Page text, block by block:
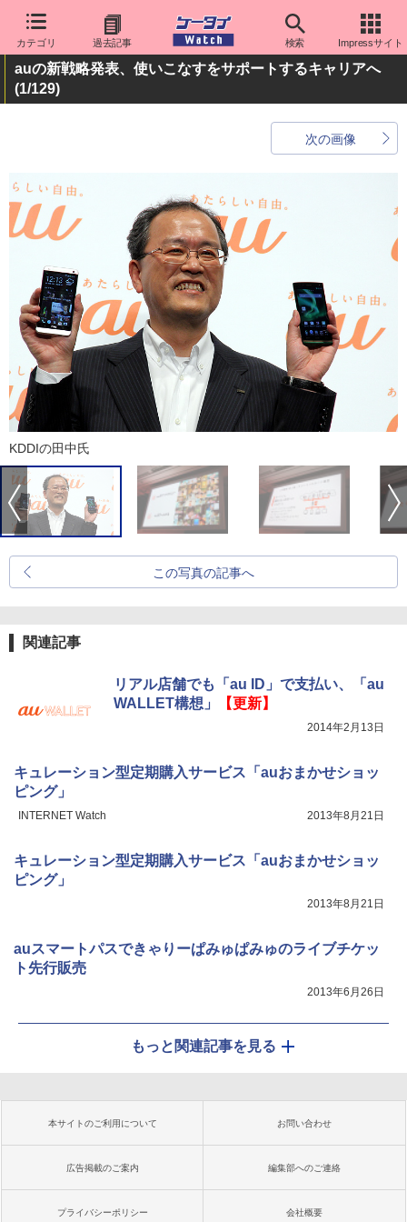
カテゴリ 過去記事 検索 Impressサイト
auの新戦略発表、使いこなすをサポートするキャリアへ
(1/129)
次の画像
KDDIの田中氏
この写真の記事へ
関連記事
リアル店舗でも「au ID」で支払い、「au
WALLET構想」
【更新】
2014年2月13日
キュレーション型定期購入サービス「auおまかせショッ
ピング」
INTERNET Watch 2013年8月21日
キュレーション型定期購入サービス「auおまかせショッ
ピング」
2013年8月21日
auスマートパスできゃりーぱみゅぱみゅのライブチケッ
ト先行販売
2013年6月26日
もっと関連記事を見る
本サイトのご利用について お問い合わせ
広告掲載のご案内 編集部へのご連絡
プライバシーポリシー 会社概要